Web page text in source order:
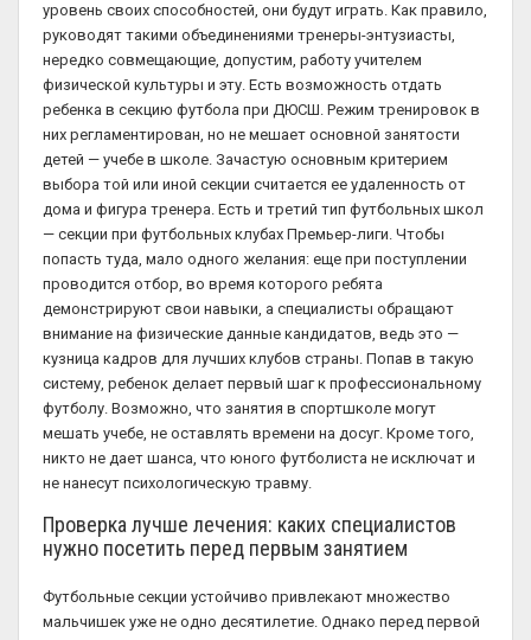
уровень своих способностей, они будут играть. Как правило,
руководят такими объединениями тренеры-энтузиасты,
нередко совмещающие, допустим, работу учителем
физической культуры и эту. Есть возможность отдать
ребенка в секцию футбола при ДЮСШ. Режим тренировок в
них регламентирован, но не мешает основной занятости
детей — учебе в школе. Зачастую основным критерием
выбора той или иной секции считается ее удаленность от
дома и фигура тренера. Есть и третий тип футбольных школ
— секции при футбольных клубах Премьер-лиги. Чтобы
попасть туда, мало одного желания: еще при поступлении
проводится отбор, во время которого ребята
демонстрируют свои навыки, а специалисты обращают
внимание на физические данные кандидатов, ведь это —
кузница кадров для лучших клубов страны. Попав в такую
систему, ребенок делает первый шаг к профессиональному
футболу. Возможно, что занятия в спортшколе могут
мешать учебе, не оставлять времени на досуг. Кроме того,
никто не дает шанса, что юного футболиста не исключат и
не нанесут психологическую травму.
Проверка лучше лечения: каких специалистов
нужно посетить перед первым занятием
Футбольные секции устойчиво привлекают множество
мальчишек уже не одно десятилетие. Однако перед первой